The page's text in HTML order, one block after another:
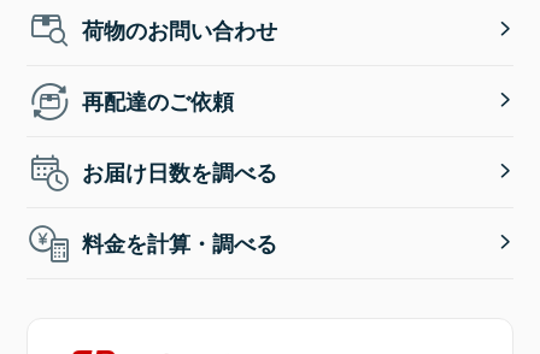
荷物のお問い合わせ
再配達のご依頼
お届け日数を調べる
料金を計算・調べる